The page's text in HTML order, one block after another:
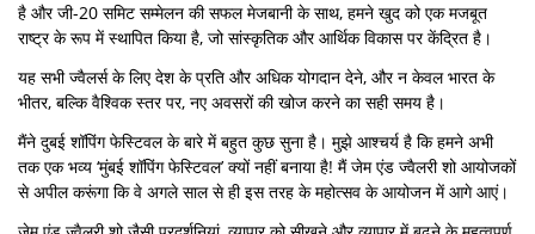
है और जी-20 समिट सम्मेलन की सफल मेजबानी के साथ, हमने खुद को एक मजबूत
राष्ट्र के रूप में स्थापित किया है, जो सांस्कृतिक और आर्थिक विकास पर केंद्रित है।
यह सभी ज्वैलर्स के लिए देश के प्रति और अधिक योगदान देने, और न केवल भारत के
भीतर, बल्कि वैश्विक स्तर पर, नए अवसरों की खोज करने का सही समय है।
मैंने दुबई शॉपिंग फेस्टिवल के बारे में बहुत कुछ सुना है। मुझे आश्चर्य है कि हमने अभी
तक एक भव्य ‘मुंबई शॉपिंग फेस्टिवल’ क्यों नहीं बनाया है! मैं जेम एंड ज्वैलरी शो आयोजकों
से अपील करूंगा कि वे अगले साल से ही इस तरह के महोत्सव के आयोजन में आगे आएं।